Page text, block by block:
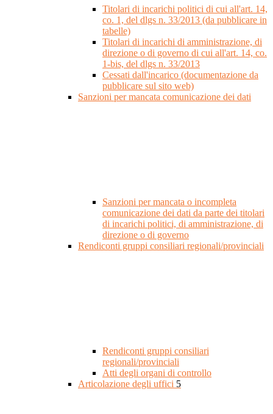
Titolari di incarichi politici di cui all'art. 14,
co. 1, del dlgs n. 33/2013 (da pubblicare in
tabelle)
Titolari di incarichi di amministrazione, di
direzione o di governo di cui all'art. 14, co.
1-bis, del dlgs n. 33/2013
Cessati dall'incarico (documentazione da
pubblicare sul sito web)
Sanzioni per mancata comunicazione dei dati
Sanzioni per mancata o incompleta
comunicazione dei dati da parte dei titolari
di incarichi politici, di amministrazione, di
direzione o di governo
Rendiconti gruppi consiliari regionali/provinciali
Rendiconti gruppi consiliari
regionali/provinciali
Atti degli organi di controllo
Articolazione degli uffici 5